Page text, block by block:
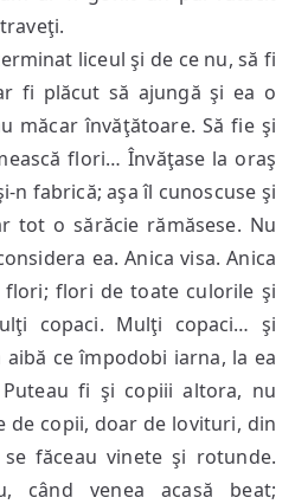
liceul şi de ce nu, să fi
fi plăcut să ajungă şi ea o
măcar învăţătoare. Să fie şi
flori… Învăţase la oraş
n fabrică; aşa îl cunoscuse şi
tot o sărăcie rămăsese. Nu
ea. Anica visa. Anica
flori de toate culorile şi
copaci. Mulţi copaci… şi
aibă ce împodobi iarna, la ea
fi şi copiii altora, nu
de copii, doar de lovituri, din
făceau vinete şi rotunde.
când venea acasă beat;